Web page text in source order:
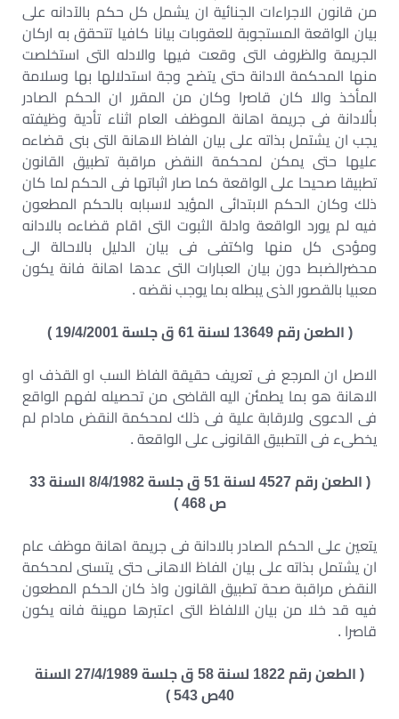
من قانون الاجراءات الجنائية ان يشمل كل حكم بالآدانه على
بيان الواقعة المستجوبة للعقوبات بيانا كافيا تتحقق به اركان
الجريمة والظروف التى وقعت فيها والادله التى استخلصت
منها المحكمة الادانة حتى يتضح وجة استدلالها بها وسلامة
المأخذ والا كان قاصرا وكان من المقرر ان الحكم الصادر
بألادانة فى جريمة اهانة الموظف العام اثناء تأدية وظيفته
يجب ان يشتمل بذاته على بيان الفاظ الاهانة التى بنى قضاءه
عليها حتى يمكن لمحكمة النقض مراقبة تطبيق القانون
تطبيقا صحيحا على الواقعة كما صار اثباتها فى الحكم لما كان
ذلك وكان الحكم الابتدائى المؤيد لاسبابه بالحكم المطعون
فيه لم يورد الواقعة وادلة الثبوت التى اقام قضاءه بالادانه
ومؤدى كل منها واكتفى فى بيان الدليل بالاحالة الى
محضرالضبط دون بيان العبارات التى عدها اهانة فانة يكون
معبيا بالقصور الذى يبطله بما يوجب نقضه .
( الطعن رقم 13649 لسنة 61 ق جلسة 19/4/2001 )
الاصل ان المرجع فى تعريف حقيقة الفاظ السب او القذف او
الاهانة هو بما يطمئن اليه القاضى من تحصيله لفهم الواقع
فى الدعوى ولارقابة علية فى ذلك لمحكمة النقض مادام لم
يخطىء فى التطبيق القانونى على الواقعة .
( الطعن رقم 4527 لسنة 51 ق جلسة 8/4/1982 السنة 33
ص 468 )
يتعين على الحكم الصادر بالادانة فى جريمة اهانة موظف عام
ان يشتمل بذاته على بيان الفاظ الاهانى حتى يتسنى لمحكمة
النقض مراقبة صحة تطبيق القانون واذ كان الحكم المطعون
فيه قد خلا من بيان الالفاظ التى اعتبرها مهينة فانه يكون
قاصرا .
( الطعن رقم 1822 لسنة 58 ق جلسة 27/4/1989 السنة
40ص 543 )